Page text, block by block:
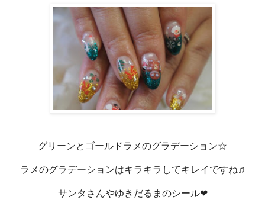
グリーンとゴールドラメのグラデーション☆
ラメのグラデーションはキラキラしてキレイですね♫
サンタさんやゆきだるまのシール❤